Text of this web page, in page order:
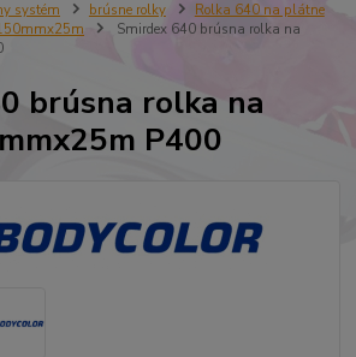
systém brúsne rolky
Rolka 640 na plátne
Smirdex 640 brúsna rolka na
brúsna rolka na
P400